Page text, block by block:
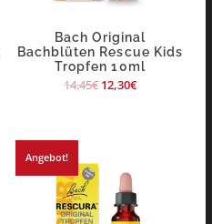
Bach Original
Bachblüten Rescue Kids
Tropfen 10ml
14,45€ 12,30€
Angebot!